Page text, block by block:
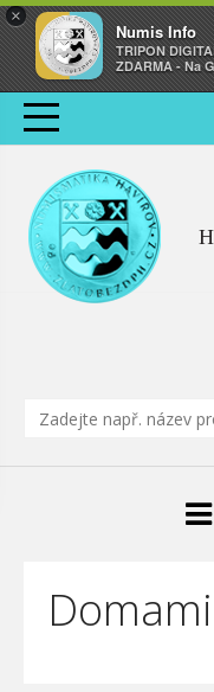
×
Numis Info
TRIPON
ZDARMA - Na